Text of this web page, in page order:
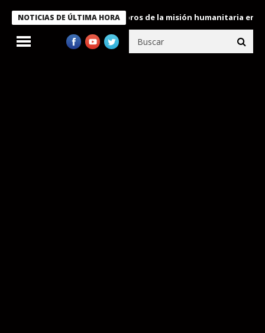
NOTICIAS DE ÚLTIMA HORA
condecora a miembros de la misión humanitaria enviada a